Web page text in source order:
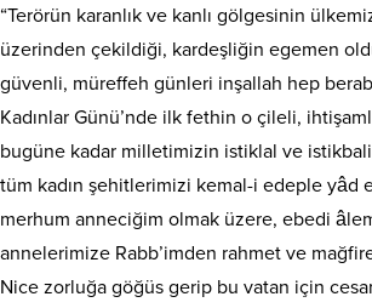
“Terörün karanlık ve kanlı gölgesinin
üzerinden çekildiği, kardeşliğin egemen
güvenli, müreffeh günleri inşallah hep
Kadınlar Günü’nde ilk fethin o çileli,
bugüne kadar milletimizin istiklal ve
tüm kadın şehitlerimizi kemal-i edeple yâd
merhum anneciğim olmak üzere, ebedi
annelerimize Rabb’imden rahmet ve
Nice zorluğa göğüs gerip bu vatan için